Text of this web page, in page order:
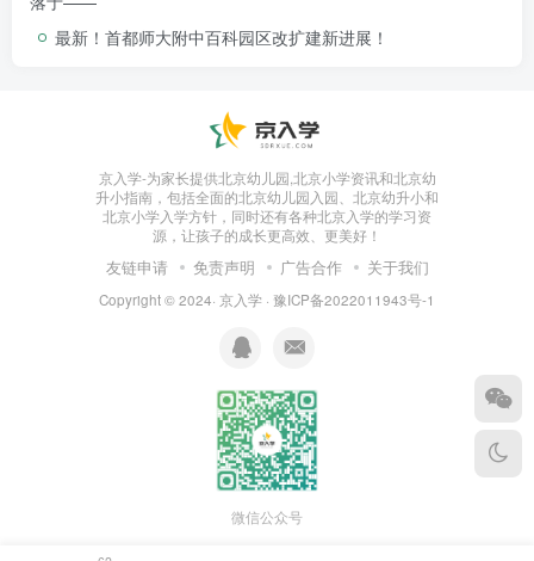
黄城根小学麦峰校长在座谈中表示：黄城根小学作为百
势，将大兴校区打造成新优质学校。
西城区教委蔡冬梅主任指出：此次合作就是西城区与大
兴区“双向奔赴”共同合力的结果，西城教委将全力支持“大兴
最新！首都师大附中百科园区改扩建新进展！
京入学-为家长提供北京幼儿园,北京小学资讯和北京幼
升小指南，包括全面的北京幼儿园入园、北京幼升小和
北京小学入学方针，同时还有各种北京入学的学习资
源，让孩子的成长更高效、更美好！
友链申请 免责声明 广告合作 关于我们
Copyright © 2024· 京入学 · 豫ICP备2022011943号-1
微信公众号